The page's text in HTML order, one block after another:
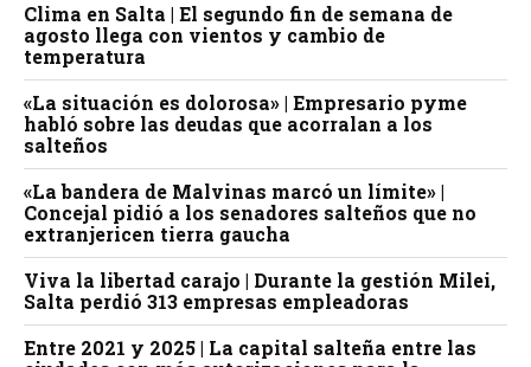
Clima en Salta | El segundo fin de semana de
agosto llega con vientos y cambio de
temperatura
«La situación es dolorosa» | Empresario pyme
habló sobre las deudas que acorralan a los
salteños
«La bandera de Malvinas marcó un límite» |
Concejal pidió a los senadores salteños que no
extranjericen tierra gaucha
Viva la libertad carajo | Durante la gestión Milei,
Salta perdió 313 empresas empleadoras
Entre 2021 y 2025 | La capital salteña entre las